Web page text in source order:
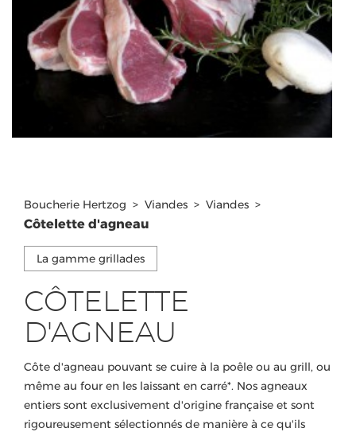
Boucherie Hertzog > Viandes > Viandes >
Côtelette d'agneau
La gamme grillades
CÔTELETTE
D'AGNEAU
Côte d'agneau pouvant se cuire à la poêle ou au grill, ou
même au four en les laissant en carré*. Nos agneaux
entiers sont exclusivement d'origine française et sont
rigoureusement sélectionnés de manière à ce qu'ils